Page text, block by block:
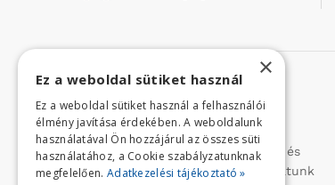
Rólunk
Profilunk a mezőgazdasági, kerti
kisgépek és egyéb iparcikkek kis- és
nagykereskedelme. 1991 óta folytatunk
×
Ez a weboldal sütiket használ
Ez a weboldal sütiket használ a felhasználói
élmény javítása érdekében. A weboldalunk
használatával Ön hozzájárul az összes süti
használatához, a Cookie szabályzatunknak
megfelelően. Adatkezelési tájékoztató »